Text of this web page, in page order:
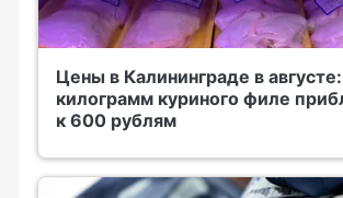
Цены в Калининграде в августе:
килограмм куриного филе
к 600 рублям